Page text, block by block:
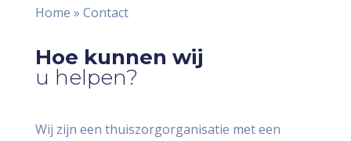
Home » Contact
Hoe kunnen wij
u helpen?
Wij zijn een thuiszorgorganisatie met een